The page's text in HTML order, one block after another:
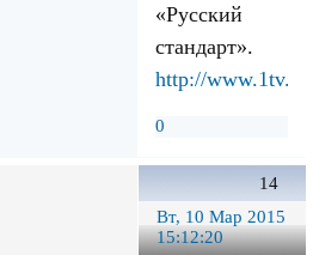
«Русский
стандарт».
http://
0
14
Вт, 10 Мар 2015
15:12:20